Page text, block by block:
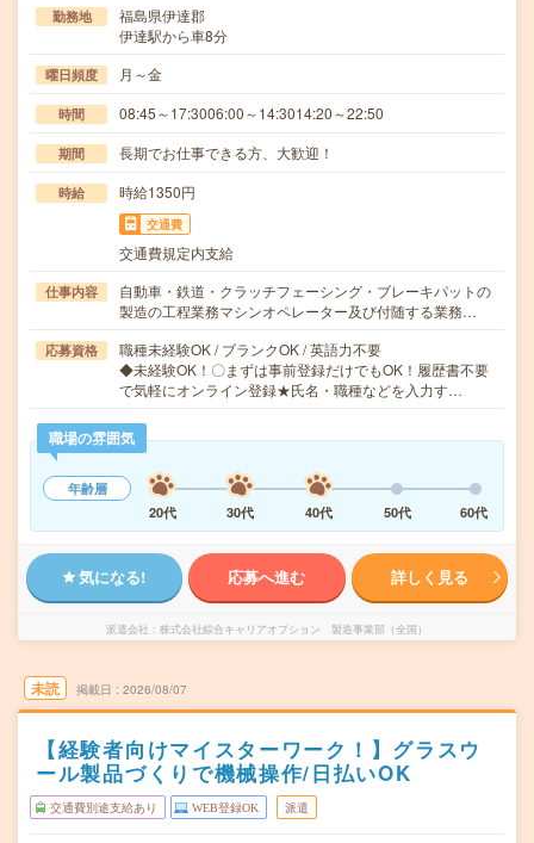
勤務地
福島県伊達郡
伊達駅から車8分
曜日頻度 月～金
時間 08:45～17:3006:00～14:3014:20～22:50
期間 長期でお仕事できる方、大歓迎！
時給 時給1350円
交通費
交通費規定内支給
仕事内容
自動車・鉄道・クラッチフェーシング・ブレーキパットの
製造の工程業務マシンオペレーター及び付随する業務…
応募資格
職種未経験OK / ブランクOK / 英語力不要
◆未経験OK！〇まずは事前登録だけでもOK！履歴書不要
で気軽にオンライン登録★氏名・職種などを入力す…
職場の雰囲気
年齢層
20代
30代 40代 50代 60代
気になる! 応募へ進む 詳しく見る
派遣会社 株式会社綜合キャリアオプション 製造事業部（全国）
未読 掲載日 2026/08/07
【経験者向けマイスターワーク！】グラスウ
ール製品づくりで機械操作/日払いOK
交通費別途支給あり WEB登録OK 派遣